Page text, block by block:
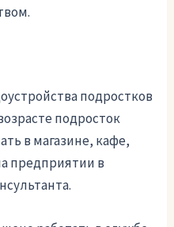
подростков
подросток
в магазине, кафе,
предприятии в